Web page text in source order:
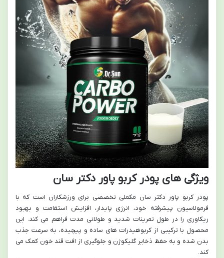
ویژگی های پودر کربو پاور دکتر سان
پودر کربو پاور دکتر سان مکملی تخصصی برای ورزشکاران است که با
فرمولاسیون پیشرفته خود، انرژی پایدار، افزایش استقامت و بهبود
ریکاوری را در طول تمرینات شدید و طولانی مدت فراهم می کند. این
محصول با ترکیبی از کربوهیدرات های ساده و پیچیده، به سرعت جذب
بدن شده و به حفظ ذخایر گلیکوژن و جلوگیری از افت قند خون کمک می
کند.